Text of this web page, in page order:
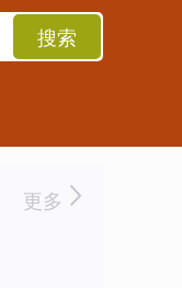
搜索
更多